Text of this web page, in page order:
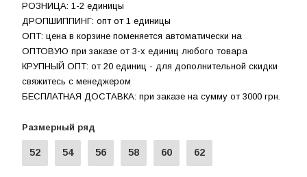
РОЗНИЦА: 1-2 единицы
ДРОПШИППИНГ: опт от 1 единицы
ОПТ: цена в корзине поменяется автоматически на
ОПТОВУЮ при заказе от 3-х единиц любого товара
КРУПНЫЙ ОПТ: от 20 единиц - для дополнительной скидки
свяжитесь с менеджером
БЕСПЛАТНАЯ ДОСТАВКА: при заказе на сумму от 3000 грн.
52 54 56 58 60 62